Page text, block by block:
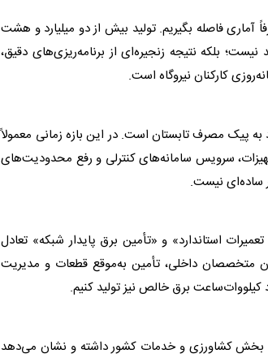
آماری فاصله بگیریم. تولید بیش از دو میلیارد و هشت
بلکه نتیجه زنجیره‌ای از برنامه‌ریزی‌های دقیق،
کارکنان نیروگاه است.
پیک مصرف تابستان است. در این بازه زمانی معمولاً
سرویس سامانه‌های کنترلی و رفع محدودیت‌های
ساده‌ای نیست.
استاندارد» و «تأمین برق پایدار شبکه» تعادل
متخصصان داخلی، تأمین به‌موقع قطعات و مدیریت
کیلووات‌ساعت برقخالص نیز تولید کنیم.
بخش کشاورزی و خدمات کشور داشته و نشان می‌دهد